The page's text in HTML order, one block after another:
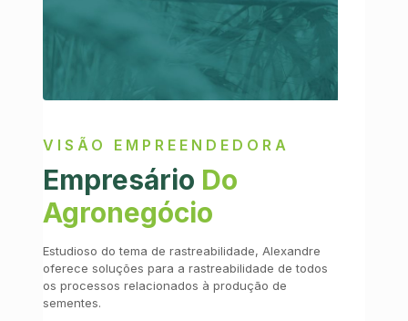
VISÃO EMPREENDEDORA
Empresário Do
Agronegócio
Estudioso do tema de rastreabilidade, Alexandre
oferece soluções para a rastreabilidade de todos
os processos relacionados à produção de
sementes.